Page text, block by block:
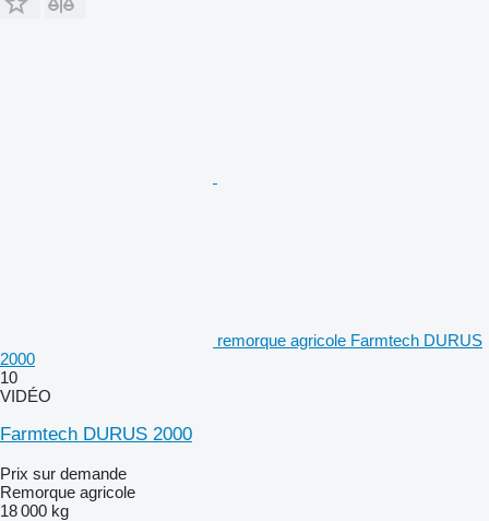
remorque agricole Farmtech DURUS
2000
10
VIDÉO
Farmtech DURUS 2000
Prix sur demande
Remorque agricole
18 000 kg